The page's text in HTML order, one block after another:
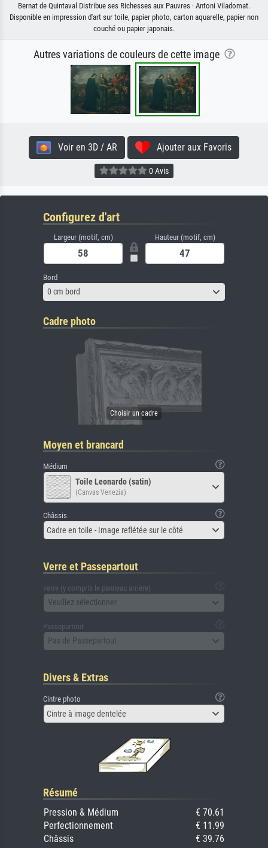
Bernat de Quintaval Distribue ses Richesses aux Pauvres · Antoni Viladomat.
Disponible en impression d'art sur toile, papier photo, carton aquarelle, papier non
couché ou papier japonais.
Autres variations de couleurs de cette image
Voir en 3D / AR Ajouter aux Favoris
0 Avis
Configurez d'art
Largeur (motif, cm) Hauteur (motif, cm)
Bord
0 cm bord
Cadre photo
Moyen et brancard
Médium
Toile Leonardo (satin)
(Canvas Venezia)
Châssis
Cadre en toile - Image reflétée sur le côté
Verre et Passepartout
verre (y compris le panneau arrière)
Veuillez sélectionner
Passepartout
Pas de Passepartout
Divers & Extras
Cintre photo
Cintre à image dentelée
Résumé
Pression & Médium
€ 70.61
Perfectionnement
€ 11.99
Châssis
€ 39.76